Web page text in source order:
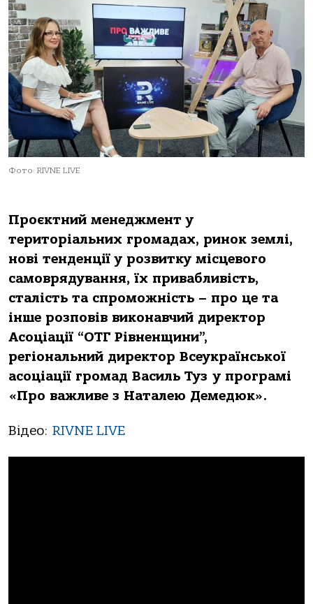
Фото: RIVNE LIVE
Проєктний менеджмент у
територіальних громадах, ринок землі,
нові тенденції у розвитку місцевого
самоврядування, їх привабливість,
сталість та спроможність – про це та
інше розповів виконавчий директор
Асоціації “ОТГ Рівненщини”,
регіональний директор Всеукраїнської
асоціації громад Василь Туз у програмі
«Про важливе з Наталею Демедюк».
Відео: RIVNE LIVE